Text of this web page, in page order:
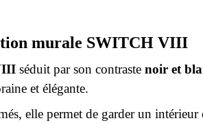
murale SWITCH VIII
séduit par son contraste noir et
et élégante.
elle permet de garder un